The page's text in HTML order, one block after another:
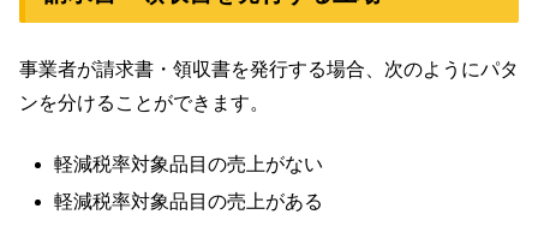
事業者が請求書・領収書を発行する場合、次のようにパタ
ンを分けることができます。
軽減税率対象品目の売上がない
軽減税率対象品目の売上がある